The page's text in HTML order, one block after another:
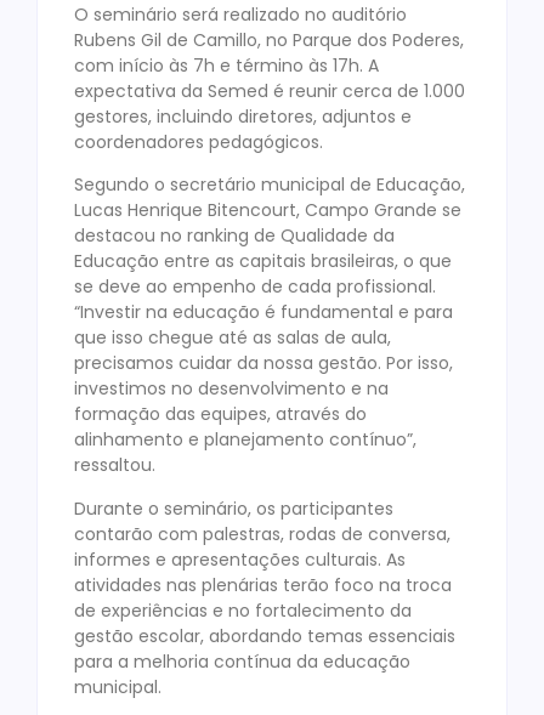
O seminário será realizado no auditório
Rubens Gil de Camillo, no Parque dos Poderes,
com início às 7h e término às 17h. A
expectativa da Semed é reunir cerca de 1.000
gestores, incluindo diretores, adjuntos e
coordenadores pedagógicos.
Segundo o secretário municipal de Educação,
Lucas Henrique Bitencourt, Campo Grande se
destacou no ranking de Qualidade da
Educação entre as capitais brasileiras, o que
se deve ao empenho de cada profissional.
“Investir na educação é fundamental e para
que isso chegue até as salas de aula,
precisamos cuidar da nossa gestão. Por isso,
investimos no desenvolvimento e na
formação das equipes, através do
alinhamento e planejamento contínuo”,
ressaltou.
Durante o seminário, os participantes
contarão com palestras, rodas de conversa,
informes e apresentações culturais. As
atividades nas plenárias terão foco na troca
de experiências e no fortalecimento da
gestão escolar, abordando temas essenciais
para a melhoria contínua da educação
municipal.